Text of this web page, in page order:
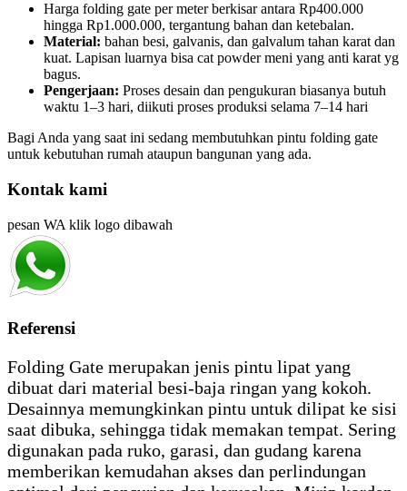
Harga folding gate per meter berkisar antara Rp400.000
hingga Rp1.000.000, tergantung bahan dan ketebalan.
Material: bahan besi, galvanis, dan galvalum tahan karat dan
kuat. Lapisan luarnya bisa cat powder meni yang anti karat yg
bagus.
Pengerjaan: Proses desain dan pengukuran biasanya butuh
waktu 1–3 hari, diikuti proses produksi selama 7–14 hari
Bagi Anda yang saat ini sedang membutuhkan pintu folding gate
untuk kebutuhan rumah ataupun bangunan yang ada.
Kontak kami
pesan WA klik logo dibawah
Referensi
Folding Gate merupakan jenis pintu lipat yang
dibuat dari material besi-baja ringan yang kokoh.
Desainnya memungkinkan pintu untuk dilipat ke sisi
saat dibuka, sehingga tidak memakan tempat. Sering
digunakan pada ruko, garasi, dan gudang karena
memberikan kemudahan akses dan perlindungan